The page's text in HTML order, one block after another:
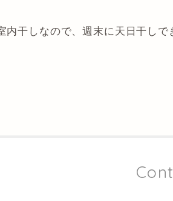
内干しなので、週末に天日干し